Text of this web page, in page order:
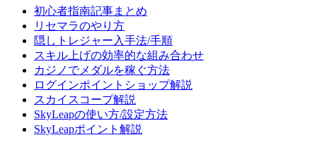
初心者指南記事まとめ
リセマラのやり方
隠しトレジャー入手法/手順
スキル上げの効率的な組み合わせ
カジノでメダルを稼ぐ方法
ログインポイントショップ解説
スカイスコープ解説
SkyLeapの使い方/設定方法
SkyLeapポイント解説